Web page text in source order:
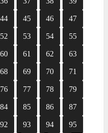
44 45 46 47
52 53 54 55
60 61 62 63
68 69 70 71
76 77 78 79
84 85 86 87
92 93 94 95